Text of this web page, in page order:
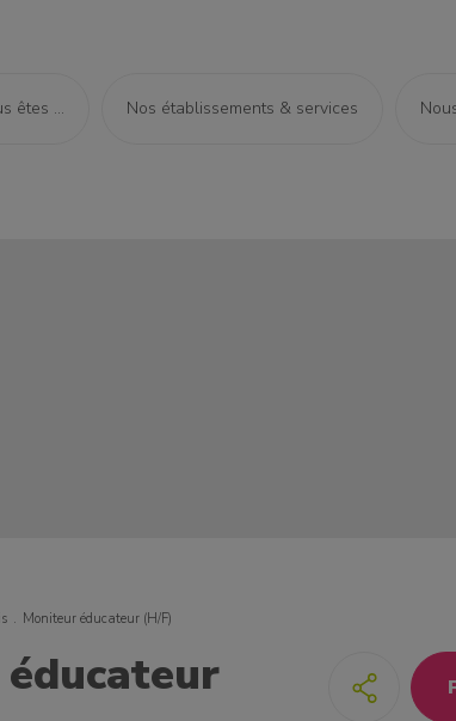
êtes ... Nos établissements & services
Moniteur éducateur (H/F)